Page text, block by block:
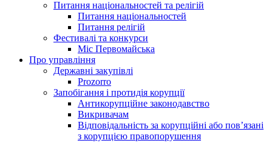
Питання національностей та релігій
Питання національностей
Питання релігій
Фестивалі та конкурси
Міс Первомайська
Про управління
Державні закупівлі
Prozorro
Запобігання і протидія корупції
Антикорупційне законодавство
Викривачам
Відповідальність за корупційні або пов’язані
з корупцією правопорушення